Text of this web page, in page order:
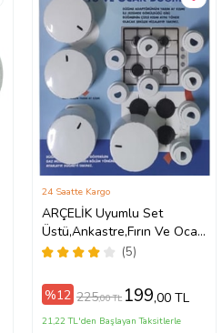
ARÇELİK Uyumlu Set
Üstü,Ankastre,Fırın Ve Ocak
Düğme Takımı (Beyaz)
(5)
24 Saatte Kargo
%12 225,00 TL 199,00 TL
21,22 TL'den Başlayan Taksitlerle